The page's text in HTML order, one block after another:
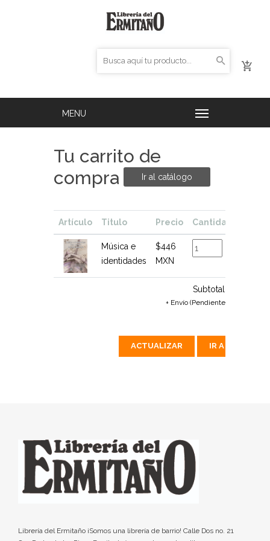
Tu carrito de
compra
Ir al catálogo
Artículo Titulo Precio Cantidad
Música e
identidades
$446
MXN
Subtotal:
+ Envío (Pendiente de calcular)
ACTUALIZAR IR A PAGAR
Librería del Ermitaño ¡Somos una librería de barrio! Calle Dos no. 21